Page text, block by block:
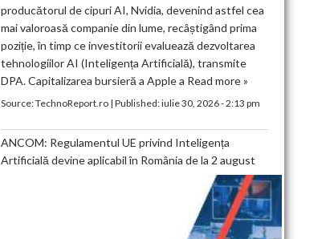
producătorul de cipuri AI, Nvidia, devenind astfel cea
mai valoroasă companie din lume, recâștigând prima
poziție, în timp ce investitorii evaluează dezvoltarea
tehnologiilor AI (Inteligența Artificială), transmite
DPA. Capitalizarea bursieră a Apple a Read more »
Source:TechnoReport.ro| Published:iulie 30, 2026 - 2:13 pm
ANCOM: Regulamentul UE privind Inteligența
Artificială devine aplicabil în România de la 2 august